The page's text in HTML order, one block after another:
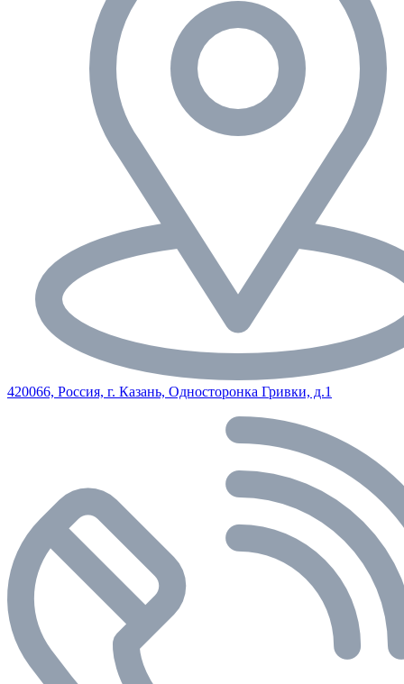
420066, Россия, г. Казань, Односторонка Гривки, д.1